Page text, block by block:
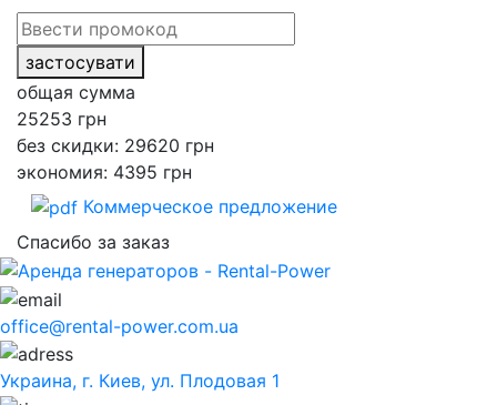
застосувати
общая сумма
25253 грн
без скидки: 29620 грн
экономия: 4395 грн
Коммерческое предложение
Спасибо за заказ
office@rental-power.com.ua
Украина, г. Киев, ул. Плодовая 1